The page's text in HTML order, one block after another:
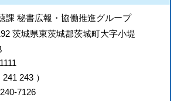
課 秘書広報・協働推進グループ
茨城県東茨城郡茨城町大字小堤
241 243 ）
7126